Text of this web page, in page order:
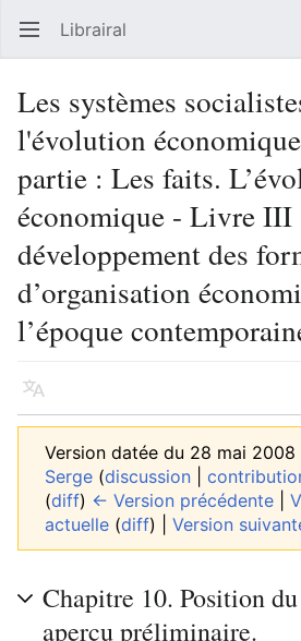
Ouvrir le menu principal Librairal
Les systèmes
l'évolution
partie : Les faits.
économique - Livre III
développement des
d’organisation
l’époque
Langue
Version datée du 28 mai
Serge (discussion
(diff) ← Version précédente
actuelle (diff) | Version
Chapitre 10. Position
aperçu préliminaire.